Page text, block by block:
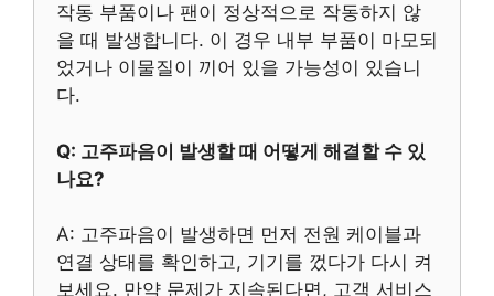
작동 부품이나 팬이 정상적으로 작동하지 않
을 때 발생합니다. 이 경우 내부 부품이 마모되
었거나 이물질이 끼어 있을 가능성이 있습니
다.
Q: 고주파음이 발생할 때 어떻게 해결할 수 있
나요?
A: 고주파음이 발생하면 먼저 전원 케이블과
연결 상태를 확인하고, 기기를 껐다가 다시 켜
보세요. 만약 문제가 지속된다면, 고객 서비스